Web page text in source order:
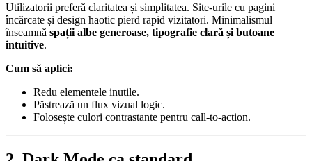
Utilizatorii preferă claritatea și simplitatea. Site-urile cu pagini
încărcate și design haotic pierd rapid vizitatori. Minimalismul
înseamnă spații albe generoase, tipografie clară și butoane
intuitive.
Cum să aplici:
Redu elementele inutile.
Păstrează un flux vizual logic.
Folosește culori contrastante pentru call-to-action.